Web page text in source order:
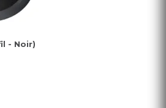
- Noir)